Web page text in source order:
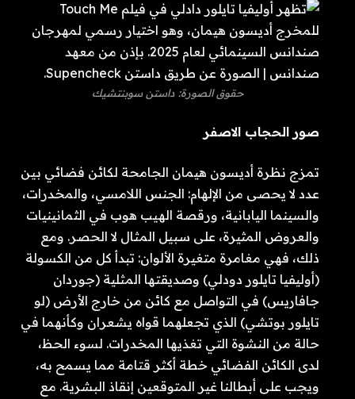
حقوق الصورة: داستن سوبنتشيك
صور الحجاب الاصفر
تمزج نظرة أديسون هيمان الجامحة لكائن فضائي بين
عدد لا يحصى من الإلهام: الجنس اللامسي، والمخدرات،
والسينما اليابانية، ورقصة الهيب هوب في الثمانينيات
والعروض المثيرة، على سبيل المثال لا الحصر. ومع
ذلك، فهي مغامرة متغيرة الألوان: تبدأ كل من الكسولة
(أوليفيا تايلور دودلي) وصديقتها المثلية (جوردان
جافاريس) في التواصل مع كائن من خارج الأرض (لو
تايلور بوتشي) الذي تجعلهما قواه يشعران وكأنهما في
حالة من النشوة التي تغذيها المخدرات. لسوء الحظ،
لدى الكائن الفضائي خطة أكثر قتامة مما يسمح به،
ويجب على أبطالنا غير المتوقعين إنقاذ البشرية. مع